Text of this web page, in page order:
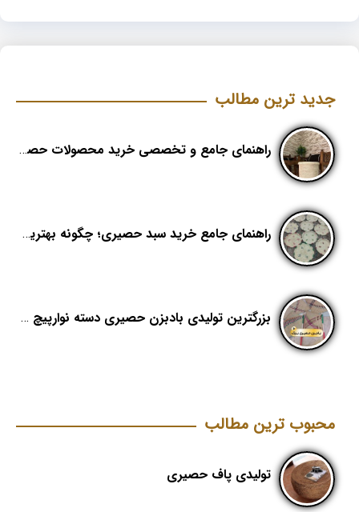
جدید ترین مطالب
راهنمای جامع و تخصصی خرید محصولات حصیری؛ هنر اصیل در دکوراسیون مدرن (بخش اول)
راهنمای جامع خرید سبد حصیری؛ چگونه بهترین کیفیت را در «هدیکا» تشخیص دهیم؟
بزرگترین تولیدی بادبزن حصیری دسته نوارپیچ در ایران با اسم برند هدیکا
محبوب ترین مطالب
تولیدی پاف حصیری